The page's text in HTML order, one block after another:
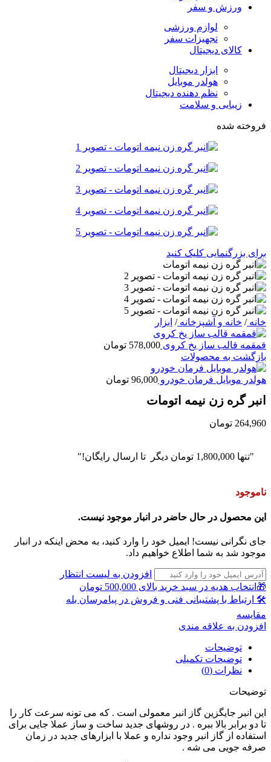
ورزش و سفر
لوازم ورزشی
تجهیزات سفر
کالای دیجیتال
ابزار دیجیتال
هولدر موبایل
نظم دهنده دیجیتال
زیبایی و سلامت
فروخته شده
برای بزرگنمایی کلیک کنید
خانه/ خانه و آشپزخانه/ ابزار
قمقمه قالب ساز یخ کروی 578,000 تومان
بازگشت به محصولات
هولدر موبایل فرمان خودرو 96,000 تومان
انبر گره زن نیمه اتومات
264,960 تومان
"تنها 1,800,000 تومان دیگر تا ارسال رایگان!"
ناموجود
این محصول در حال حاضر در انبار موجود نیست.
جای نگرانی نیست! ایمیل خود را وارد کنید، به محض اینکه در انبار
موجود شد به شما اطلاع خواهیم داد.
افزودن به لیست انتظار
🎁انتخاب هدیه در سبد خرید بالای 500,000 تومان
🛠 ارتباط با پشتیبانی فنی و فروش در پیامرسان بله
مقايسه
افزودن به علاقه مندی
توضیحات
توضیحات تکمیلی
نظرات (0)
توضیحات
این انبر جایگزین گاز انبر معمولی است . که می تونه سرعت کار را
تا دو برابر بالا ببره . در روشهای جدید ساخت و ساز عملا جایی برای
استفاده از گاز انبر وجود نداره و عملا با ابزارهای جدید در زمان
صرفه جویی می شه .